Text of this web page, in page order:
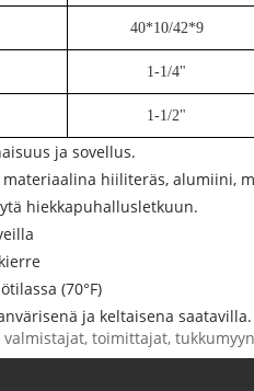
40*10/42*9
1-1/4"
1-1/2"
ja sovellus.
hiiliteräs, alumiini,
hiekkapuhallusletkuun.
(70°F)
ja keltaisena saatavilla.
toimittajat,